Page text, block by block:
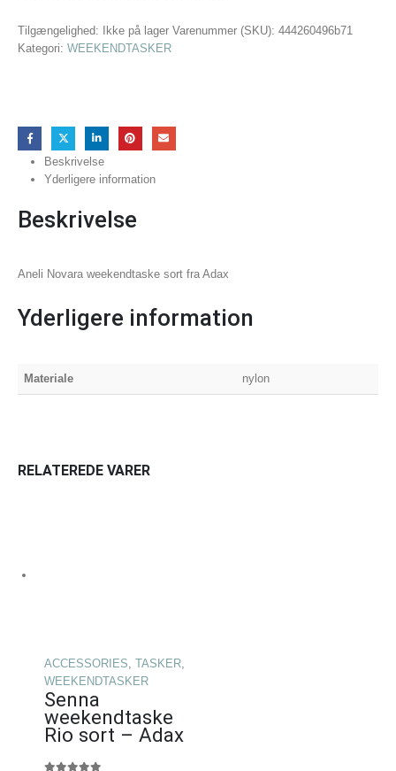
Tilgængelighed: Ikke på lager Varenummer (SKU): 444260496b71
Kategori: WEEKENDTASKER
Beskrivelse
Yderligere information
Beskrivelse
Aneli Novara weekendtaske sort fra Adax
Yderligere information
Materiale nylon
RELATEREDE VARER
ACCESSORIES, TASKER,
WEEKENDTASKER
Senna
weekendtaske
Rio sort – Adax